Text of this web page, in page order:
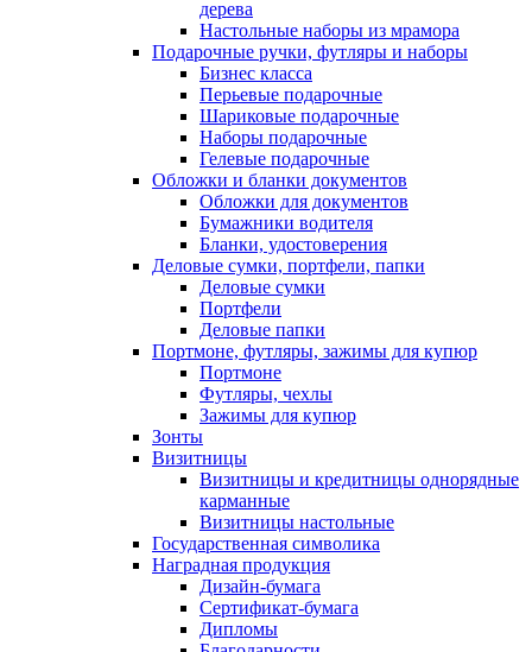
дерева
Настольные наборы из мрамора
Подарочные ручки, футляры и наборы
Бизнес класса
Перьевые подарочные
Шариковые подарочные
Наборы подарочные
Гелевые подарочные
Обложки и бланки документов
Обложки для документов
Бумажники водителя
Бланки, удостоверения
Деловые сумки, портфели, папки
Деловые сумки
Портфели
Деловые папки
Портмоне, футляры, зажимы для купюр
Портмоне
Футляры, чехлы
Зажимы для купюр
Зонты
Визитницы
Визитницы и кредитницы однорядные
карманные
Визитницы настольные
Государственная символика
Наградная продукция
Дизайн-бумага
Сертификат-бумага
Дипломы